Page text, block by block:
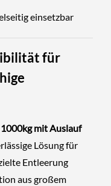
einsetzbar
für
mit Auslauf
Lösung für
Entleerung
aus großem